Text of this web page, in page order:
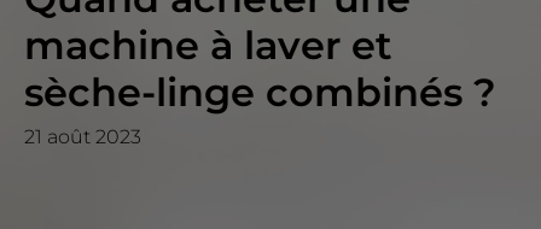
machine à laver et
sèche-linge combinés ?
21 août 2023